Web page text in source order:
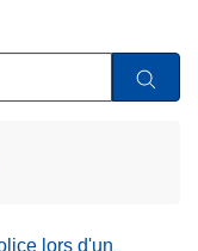
lors d'un